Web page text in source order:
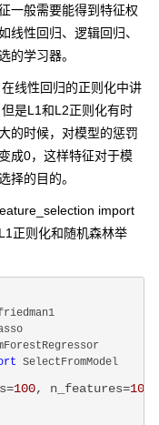
一般需要能得到特征权
线性回归、逻辑回归、
的学习器。
线性回归的正则化中讲
是L1和L2正则化有时
的时候，对模型的惩罚
成0，这样特征对于模
择的目的。
import
正则化和随机森林举
100, n_features=10